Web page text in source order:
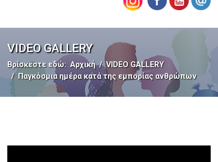
VIDEO GALLERY
Βρίσκεστε εδώ: Αρχική
VIDEO GALLERY
Παγκόσμια ημέρα κατά της εμπορίας ανθρώπων